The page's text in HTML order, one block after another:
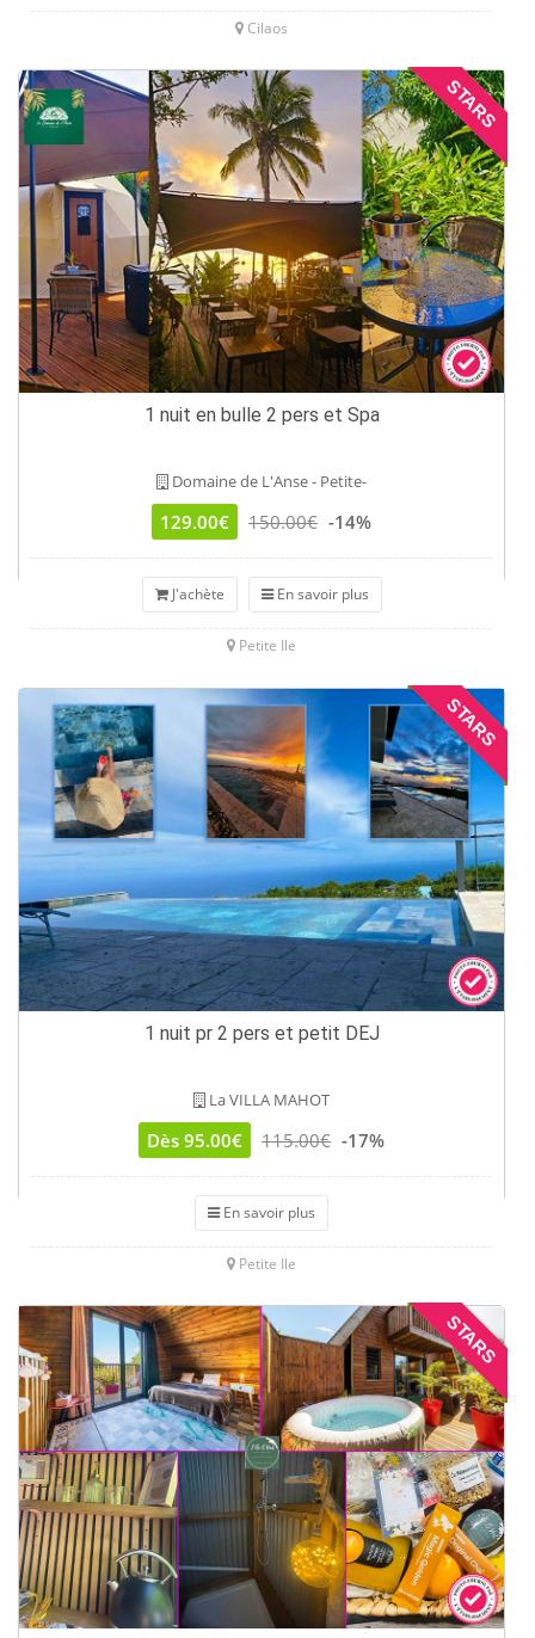
Cilaos
STARS
1 nuit en bulle 2 pers et Spa
Domaine de L'Anse - Petite-
129.00€ 150.00€ -14%
J'achète En savoir plus
Petite Ile
STARS
1 nuit pr 2 pers et petit DEJ
La VILLA MAHOT
Dès 95.00€ 115.00€ -17%
En savoir plus
Petite Ile
STARS